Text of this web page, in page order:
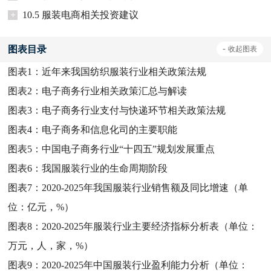
+
10.5 服装电商相关投资建议
图表目录 - 收起图表
图表1：近年来我国纺织服装行业相关政策法规
图表2： 电子商务行业相关政策汇总与解读
图表3： 电子商务行业支付与快递环节相关政策法规
图表4： 电子商务和信息化司的主要职能
图表5：中国电子商务行业“十四五”规划发展重点
图表6：我国服装行业的生命周期阶段
图表7： 2020-2025年我国服装行业销售额及同比增速（单
位：亿元，%）
图表8： 2020-2025年服装行业主要经济指标分析表（单位：
万元，人，家，%）
图表9： 2020-2025年中国服装行业盈利能力分析（单位：